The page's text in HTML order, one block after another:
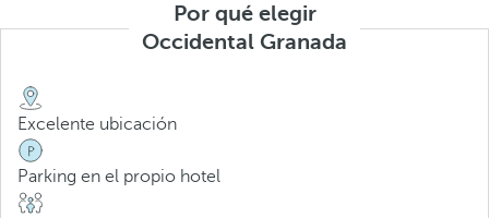
Por qué elegir
Occidental Granada
Excelente ubicación
Parking en el propio hotel